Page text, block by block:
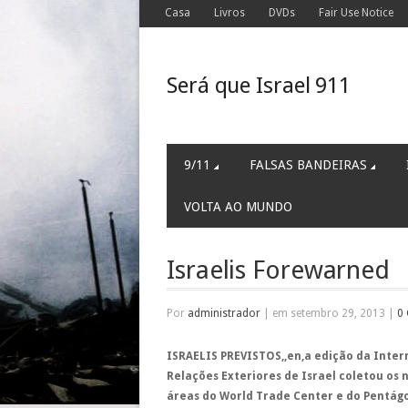
Casa Livros DVDs Fair Use Notice
Será que Israel 911
9/11 FALSAS BANDEIRAS
VOLTA AO MUNDO
Israelis Forewarned
Por administrador em setembro 29, 2013 0
ISRAELIS PREVISTOS,,en,a edição da
Relações Exteriores de Israel coletou os
áreas do World Trade Center e do